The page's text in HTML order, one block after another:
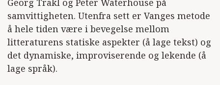
Georg Trakl og Peter Waterhouse på
samvittigheten. Utenfra sett er Vanges metode
å hele tiden være i bevegelse mellom
litteraturens statiske aspekter (å lage tekst) og
det dynamiske, improviserende og lekende (å
lage språk).